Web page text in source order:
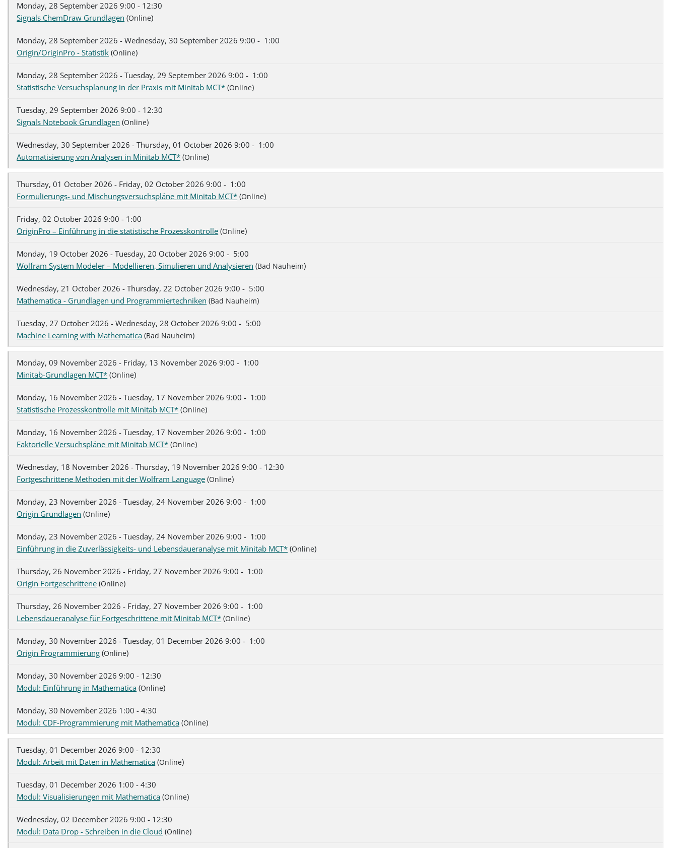
Monday, 28 September 2026 9:00 - 12:30
Signals ChemDraw Grundlagen (Online)
Monday, 28 September 2026 - Wednesday, 30 September 2026 9:00 - 1:00
Origin/OriginPro - Statistik (Online)
Monday, 28 September 2026 - Tuesday, 29 September 2026 9:00 - 1:00
Statistische Versuchsplanung in der Praxis mit Minitab MCT* (Online)
Tuesday, 29 September 2026 9:00 - 12:30
Signals Notebook Grundlagen (Online)
Wednesday, 30 September 2026 - Thursday, 01 October 2026 9:00 - 1:00
Automatisierung von Analysen in Minitab MCT* (Online)
Thursday, 01 October 2026 - Friday, 02 October 2026 9:00 - 1:00
Formulierungs- und Mischungsversuchspläne mit Minitab MCT* (Online)
Friday, 02 October 2026 9:00 - 1:00
OriginPro – Einführung in die statistische Prozesskontrolle (Online)
Monday, 19 October 2026 - Tuesday, 20 October 2026 9:00 - 5:00
Wolfram System Modeler – Modellieren, Simulieren und Analysieren (Bad Nauheim)
Wednesday, 21 October 2026 - Thursday, 22 October 2026 9:00 - 5:00
Mathematica - Grundlagen und Programmiertechniken (Bad Nauheim)
Tuesday, 27 October 2026 - Wednesday, 28 October 2026 9:00 - 5:00
Machine Learning with Mathematica (Bad Nauheim)
Monday, 09 November 2026 - Friday, 13 November 2026 9:00 - 1:00
Minitab-Grundlagen MCT* (Online)
Monday, 16 November 2026 - Tuesday, 17 November 2026 9:00 - 1:00
Statistische Prozesskontrolle mit Minitab MCT* (Online)
Monday, 16 November 2026 - Tuesday, 17 November 2026 9:00 - 1:00
Faktorielle Versuchspläne mit Minitab MCT* (Online)
Wednesday, 18 November 2026 - Thursday, 19 November 2026 9:00 - 12:30
Fortgeschrittene Methoden mit der Wolfram Language (Online)
Monday, 23 November 2026 - Tuesday, 24 November 2026 9:00 - 1:00
Origin Grundlagen (Online)
Monday, 23 November 2026 - Tuesday, 24 November 2026 9:00 - 1:00
Einführung in die Zuverlässigkeits- und Lebensdaueranalyse mit Minitab MCT* (Online)
Thursday, 26 November 2026 - Friday, 27 November 2026 9:00 - 1:00
Origin Fortgeschrittene (Online)
Thursday, 26 November 2026 - Friday, 27 November 2026 9:00 - 1:00
Lebensdaueranalyse für Fortgeschrittene mit Minitab MCT* (Online)
Monday, 30 November 2026 - Tuesday, 01 December 2026 9:00 - 1:00
Origin Programmierung (Online)
Monday, 30 November 2026 9:00 - 12:30
Modul: Einführung in Mathematica (Online)
Monday, 30 November 2026 1:00 - 4:30
Modul: CDF-Programmierung mit Mathematica (Online)
Tuesday, 01 December 2026 9:00 - 12:30
Modul: Arbeit mit Daten in Mathematica (Online)
Tuesday, 01 December 2026 1:00 - 4:30
Modul: Visualisierungen mit Mathematica (Online)
Wednesday, 02 December 2026 9:00 - 12:30
Modul: Data Drop - Schreiben in die Cloud (Online)